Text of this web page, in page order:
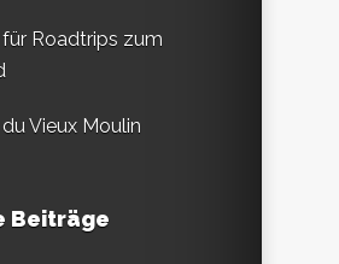
Roadtrips zum
Vieux Moulin
Beiträge